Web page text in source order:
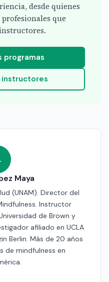
desde quienes
que
programas
instructores
Maya
(UNAM). Director del
Instructor
de Brown y
afiliado en UCLA
Berlin. Más de 20 años
de mindfulness en